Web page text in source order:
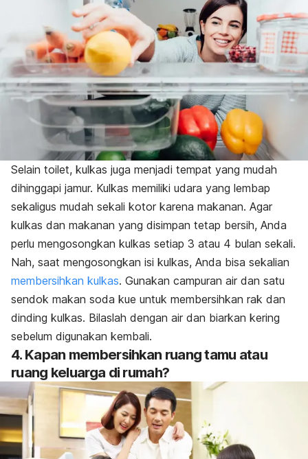
Selain toilet, kulkas juga menjadi tempat yang mudah
dihinggapi jamur. Kulkas memiliki udara yang lembap
sekaligus mudah sekali kotor karena makanan. Agar
kulkas dan makanan yang disimpan tetap bersih, Anda
perlu mengosongkan kulkas setiap 3 atau 4 bulan sekali.
Nah, saat mengosongkan isi kulkas, Anda bisa sekalian
membersihkan kulkas. Gunakan campuran air dan satu
sendok makan soda kue untuk membersihkan rak dan
dinding kulkas. Bilaslah dengan air dan biarkan kering
sebelum digunakan kembali.
4. Kapan membersihkan ruang tamu atau
ruang keluarga di rumah?